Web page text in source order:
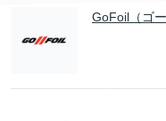
GoFoil（ゴ